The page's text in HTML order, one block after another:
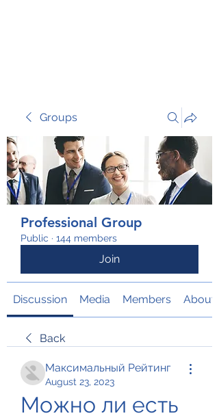
Groups
Professional Group
Public · 144 members
Join
Discussion Media Members About
Back
Максимальный Рейтинг
August 23, 2023
Можно ли есть